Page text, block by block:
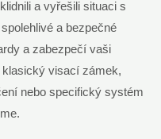
a vyřešili situaci s
a bezpečné
a zabezpečí vaši
visací zámek,
nebo specifický systém